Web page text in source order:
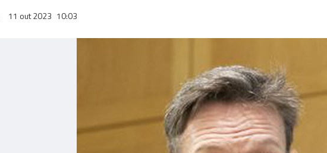
11 out 2023 10:03